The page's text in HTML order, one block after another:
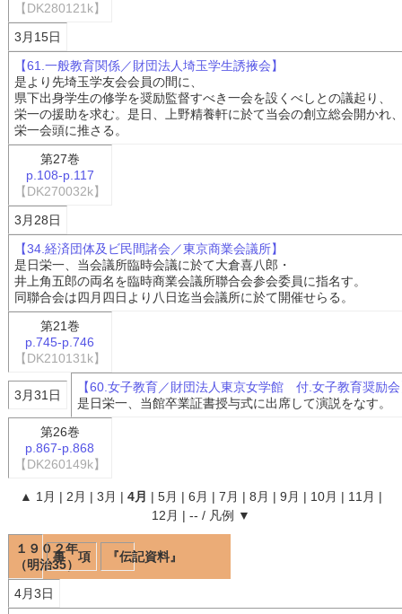
【DK280121k】
3月15日
【61.一般教育関係／財団法人埼玉学生誘掖会】
是より先埼玉学友会会員の間に、
県下出身学生の修学を奨励監督すべき一会を設くべしとの議起り、
栄一の援助を求む。是日、上野精養軒に於て当会の創立総会開かれ
栄一会頭に推さる。
第27巻
p.108-p.117
【DK270032k】
3月28日
【34.経済団体及ビ民間諸会／東京商業会議所】
是日栄一、当会議所臨時会議に於て大倉喜八郎・
井上角五郎の両名を臨時商業会議所聯合会参会委員に指名す。
同聯合会は四月四日より八日迄当会議所に於て開催せらる。
第21巻
p.745-p.746
【DK210131k】
3月31日
【60.女子教育／財団法人東京女学館 付.女子教育奨励
是日栄一、当館卒業証書授与式に出席して演説をなす。
第26巻
p.867-p.868
【DK260149k】
▲ 1月 | 2月 | 3月 | 4月 | 5月 | 6月 | 7月 | 8月 | 9月 | 10月 | 11月 |
12月 | -- / 凡例 ▼
１９０２年
（明治35）
事 項 『伝記資料』
4月3日